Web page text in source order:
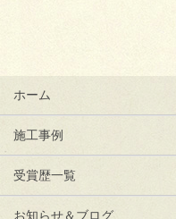
ホーム
施工事例
受賞歴一覧
お知らせ＆ブログ